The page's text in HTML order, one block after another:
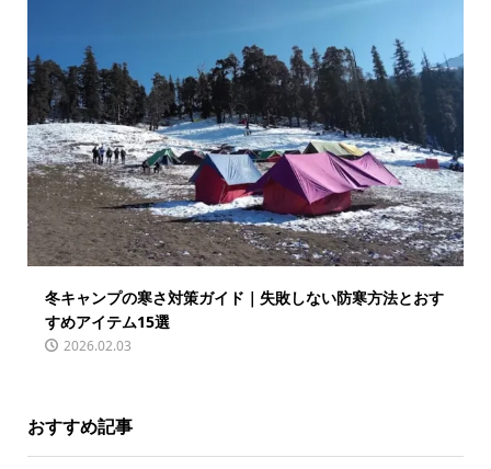
冬キャンプの寒さ対策ガイド｜失敗しない防寒方法とおす
すめアイテム15選
2026.02.03
おすすめ記事